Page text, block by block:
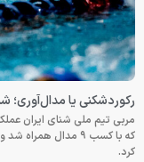
رکوردشکنی یا مدال‌آوری؛
مربی تیم ملی شنای ایران
که با کسب ۹ مدال
کرد.